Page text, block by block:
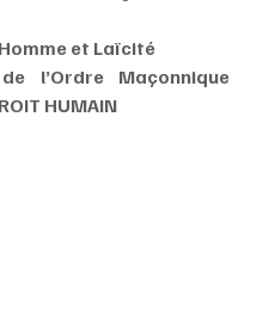
et Laïcité
l’Ordre Maçonnique
HUMAIN